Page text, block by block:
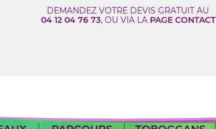
DEMANDEZ VOTRE DEVIS GRATUIT AU
04 12 04 76 73, OU VIA LA PAGE CONTACT